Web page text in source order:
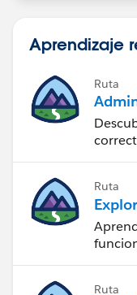
Aprendizaje
Ruta
Ruta
Ruta